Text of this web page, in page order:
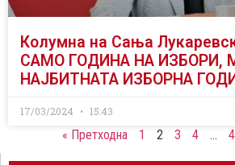
Колумна на Сања
САМО ГОДИНА НА ИЗБОРИ,
НАЈБИТНАТА ИЗБОРНА
17/03/2024 15:43
« Претходна 1 2 3 4 …